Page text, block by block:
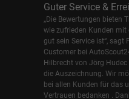
Guter Service &
„Die Bewertungen bieten
wie zufrieden Kunden
gut sein Service ist“, sagt
Customer bei
Hilbrecht von Jörg
die Auszeichnung. Wir
bei allen Kunden für das
Vertrauen bedanken .